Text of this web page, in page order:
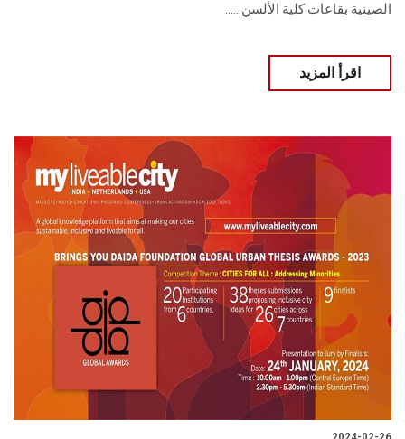
الصينية بقاعات كلية ‏الألسن......
اقرأ المزيد